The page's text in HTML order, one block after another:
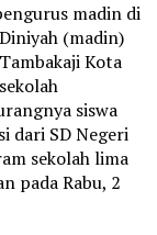
madin di
(madin)
Kota
siswa
dari SD Negeri
sekolah lima
pada Rabu, 2